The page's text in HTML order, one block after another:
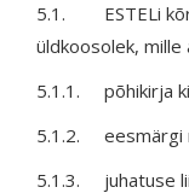
5.1. ESTELi
üldkoosolek, mille
5.1.1. põhikirja
5.1.2. eesmärgi
5.1.3. juhatuse